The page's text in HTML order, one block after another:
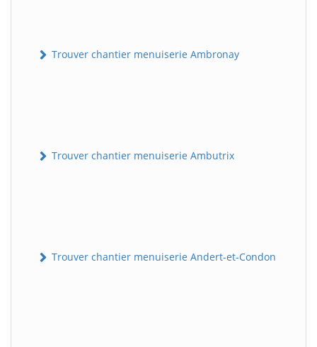
Trouver chantier menuiserie Ambronay
Trouver chantier menuiserie Ambutrix
Trouver chantier menuiserie Andert-et-Condon